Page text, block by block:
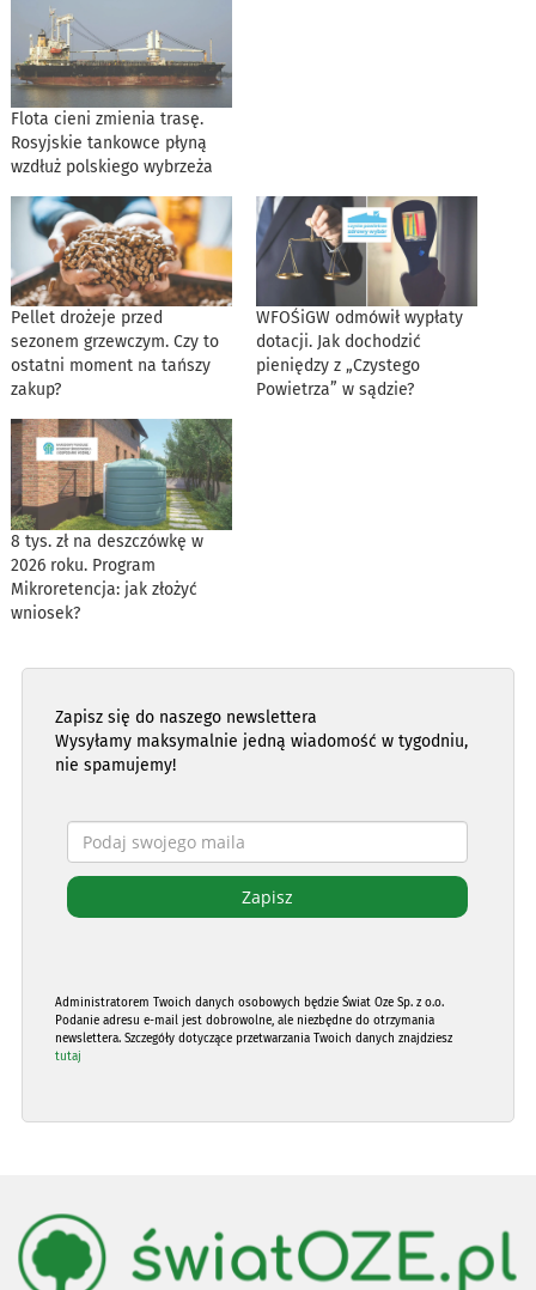
Flota cieni zmienia trasę.
Rosyjskie tankowce płyną
wzdłuż polskiego wybrzeża
Pellet drożeje przed
sezonem grzewczym. Czy to
ostatni moment na tańszy
zakup?
WFOŚiGW odmówił wypłaty
dotacji. Jak dochodzić
pieniędzy z „Czystego
Powietrza” w sądzie?
8 tys. zł na deszczówkę w
2026 roku. Program
Mikroretencja: jak złożyć
wniosek?
Zapisz się do naszego newslettera
Wysyłamy maksymalnie jedną wiadomość w tygodniu,
nie spamujemy!
Administratorem Twoich danych osobowych będzie Świat Oze Sp. z o.o.
Podanie adresu e-mail jest dobrowolne, ale niezbędne do otrzymania
newslettera. Szczegóły dotyczące przetwarzania Twoich danych znajdziesz
tutaj